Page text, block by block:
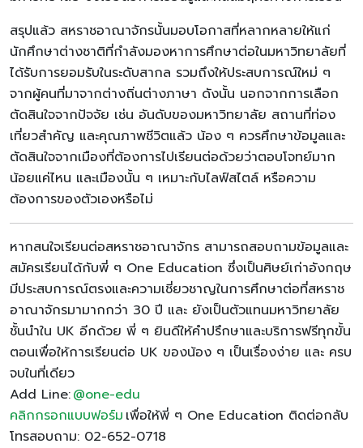
สรุปแล้ว สหราชอาณาจักรนั้นมอบโอกาสที่หลากหลายให้แก่
นักศึกษาต่างชาติที่กำลังมองหาการศึกษาต่อในมหาวิทยาลัยที่
ได้รับการยอมรับในระดับสากล รวมถึงให้ประสบการณ์ใหม่ ๆ
จากผู้คนที่มาจากต่างถิ่นต่างภาษา ดังนั้น นอกจากการเลือก
ตัดสินใจจากปัจจัย เช่น อันดับของมหาวิทยาลัย สถานที่ท่อง
เที่ยวสำคัญ และคุณภาพชีวิตแล้ว น้อง ๆ ควรศึกษาข้อมูลและ
ตัดสินใจจากเมืองที่ต้องการไปเรียนต่อด้วยว่าตอบโจทย์มาก
น้อยแค่ไหน และเมืองนั้น ๆ เหมาะกับไลฟ์สไตล์ หรือความ
ต้องการของตัวเองหรือไม่
หากสนใจเรียนต่อสหราชอาณาจักร สามารถสอบถามข้อมูลและ
สมัครเรียนได้กับพี่ ๆ One Education ซึ่งเป็นศิษย์เก่าอังกฤษ
มีประสบการณ์ตรงและความเชี่ยวชาญในการศึกษาต่อที่สหราช
อาณาจักรมามากกว่า 30 ปี และ ยังเป็นตัวแทนมหาวิทยาลัย
ชั้นนำใน UK อีกด้วย พี่ ๆ ยินดีให้คำปรึกษาและบริการฟรีทุกขั้น
ตอนเพื่อให้การเรียนต่อ UK ของน้อง ๆ เป็นเรื่องง่าย และ ครบ
จบในที่เดียว
Add Line:@one-edu
คลิกกรอกแบบฟอร์ม เพื่อให้พี่ ๆ One Education ติดต่อกลับ
โทรสอบถาม: 02-652-0718